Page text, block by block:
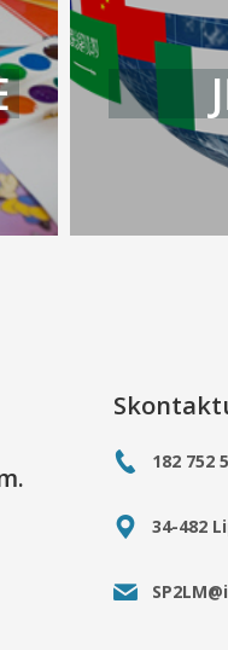
182 752
34-482